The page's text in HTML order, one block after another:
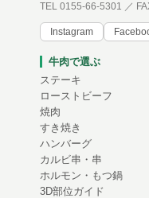
TEL 0155-66-5301 ／
Instagram
牛肉で選ぶ
ステーキ
ローストビーフ
焼肉
すき焼き
ハンバーグ
カルビ串・串
ホルモン・もつ鍋
3D部位ガイド